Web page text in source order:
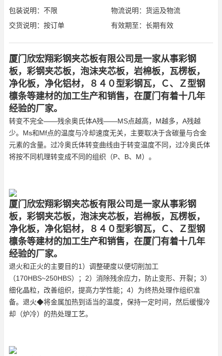
包装说明：不限
物流说明：货运及物流
交货说明：按订单
有效期至：长期有效
厦门欣宏翔彩钢夹芯板有限公司是一家从事彩钢
板，彩钢夹芯板，泡沫夹芯板，岩棉板，瓦楞板，
净化板，净化铝材，８４０型彩钢瓦，Ｃ、Ｚ型钢
檩条等建材的加工生产和销售，在厦门有着十几年
经验的厂家。
转变不完全——残余奥氏体A残——MS点越高，M越多，A残越
少。Ms和Mf点的温度与冷却速度无关，主要取决于含碳量与合金
元素的含量。过冷奥氏体转变曲线由于转变温度不同，过冷奥氏体
将按不同机理转变成不同的组织（P、B、M）。
厦门欣宏翔彩钢夹芯板有限公司是一家从事彩钢
板，彩钢夹芯板，泡沫夹芯板，岩棉板，瓦楞板，
净化板，净化铝材，８４０型彩钢瓦，Ｃ、Ｚ型钢
檩条等建材的加工生产和销售，在厦门有着十几年
经验的厂家。
退火和正火的主要目的1）调整硬度以便切削加工
（170HBS~250HBS）；2）消除残余应力，防止变形、开裂；3）
细化晶粒，改善组织，提高力学性能；4）为终热处理作组织准
备。退火◆将金属加热到适当的温度，保持一定时间，然后缓慢冷
却（炉冷）的热处理工艺。